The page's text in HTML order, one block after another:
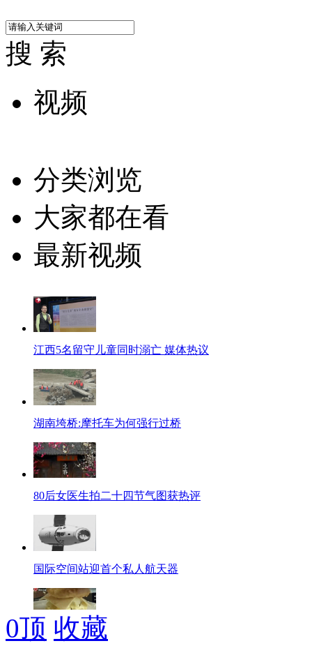
搜 索
视频
分类浏览
大家都在看
最新视频
江西5名留守儿童同时溺亡 媒体热议
湖南垮桥:摩托车为何强行过桥
80后女医生拍二十四节气图获热评
国际空间站迎首个私人航天器
台大学生创意吃泡面:制汉堡甜筒
0顶 收藏